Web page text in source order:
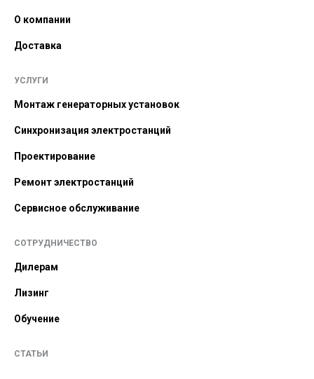
О компании
Доставка
УСЛУГИ
Монтаж генераторных установок
Синхронизация электростанций
Проектирование
Ремонт электростанций
Сервисное обслуживание
СОТРУДНИЧЕСТВО
Дилерам
Лизинг
Обучение
СТАТЬИ